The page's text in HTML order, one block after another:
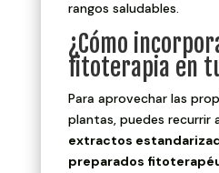
rangos saludables.
¿Cómo
fitoterapia en
Para aprovechar las
plantas, puedes recurrir
extractos
preparados